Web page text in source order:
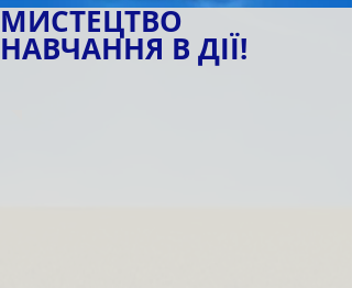
МИСТЕЦТВО
НАВЧАННЯ В ДІЇ!